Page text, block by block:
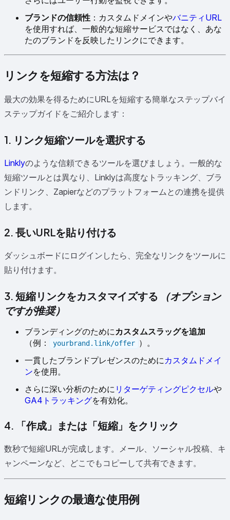
ブランドの信頼性 ：カスタムドメインやバニティURL
を使用すれば、一般的な短縮サービスではなく、あな
たのブランドを反映したリンクにできます。
リンクを短縮する方法は？
最大の効果を得るためにURLを短縮する簡単なステップバイ
ステップガイドをご紹介します：
1. リンク短縮ツールを選択する
Linklyのような信頼できるツールを選びましょう。一般的な
短縮ツールとは異なり、Linklyは高度なトラッキング、ブラ
ンドリンク、Zapierなどのプラットフォームとの連携を提供
します。
2. 長いURLを貼り付ける
ダッシュボードにログインしたら、完全なリンクをツールに
貼り付けます。
3. 短縮リンクをカスタマイズする
（オプション
ですが推奨）
ブランディングのためにカスタムスラッグを追加
（例：
yourbrand.link/offer ）。
一貫したブランドプレゼンスのためにカスタムドメイ
ンを使用。
さらに深い分析のために リターゲティングピクセルや
GA4トラッキングを有効化。
4. 「作成」または「短縮」をクリック
数秒で短縮URLが完成します。メール、ソーシャル投稿、キ
ャンペーンなど、どこでもコピーして共有できます。
短縮リンクの最適な使用例